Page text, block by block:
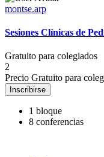
montse.arp
Sesiones Clínicas de
Gratuito para colegiados
2
Precio Gratuito para
Inscribirse
1 bloque
8 conferencias